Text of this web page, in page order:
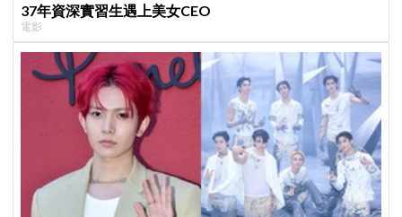
37年資深實習生遇上美女CEO
電影